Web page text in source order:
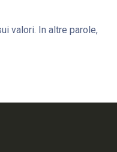
valori. In altre parole,